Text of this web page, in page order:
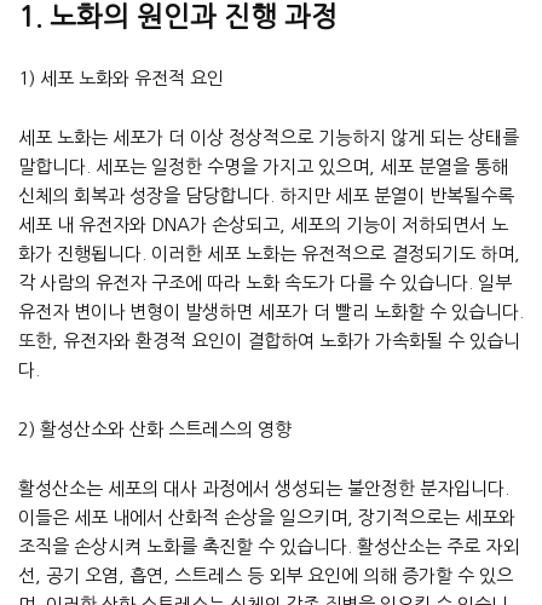
1. 노화의 원인과 진행 과정
1) 세포 노화와 유전적 요인
세포 노화는 세포가 더 이상 정상적으로 기능하지 않게 되는 상태를
말합니다. 세포는 일정한 수명을 가지고 있으며, 세포 분열을 통해
신체의 회복과 성장을 담당합니다. 하지만 세포 분열이 반복될수록
세포 내 유전자와 DNA가 손상되고, 세포의 기능이 저하되면서 노
화가 진행됩니다. 이러한 세포 노화는 유전적으로 결정되기도 하며,
각 사람의 유전자 구조에 따라 노화 속도가 다를 수 있습니다. 일부
유전자 변이나 변형이 발생하면 세포가 더 빨리 노화할 수 있습니다.
또한, 유전자와 환경적 요인이 결합하여 노화가 가속화될 수 있습니
다.
2) 활성산소와 산화 스트레스의 영향
활성산소는 세포의 대사 과정에서 생성되는 불안정한 분자입니다.
이들은 세포 내에서 산화적 손상을 일으키며, 장기적으로는 세포와
조직을 손상시켜 노화를 촉진할 수 있습니다. 활성산소는 주로 자외
선, 공기 오염, 흡연, 스트레스 등 외부 요인에 의해 증가할 수 있으